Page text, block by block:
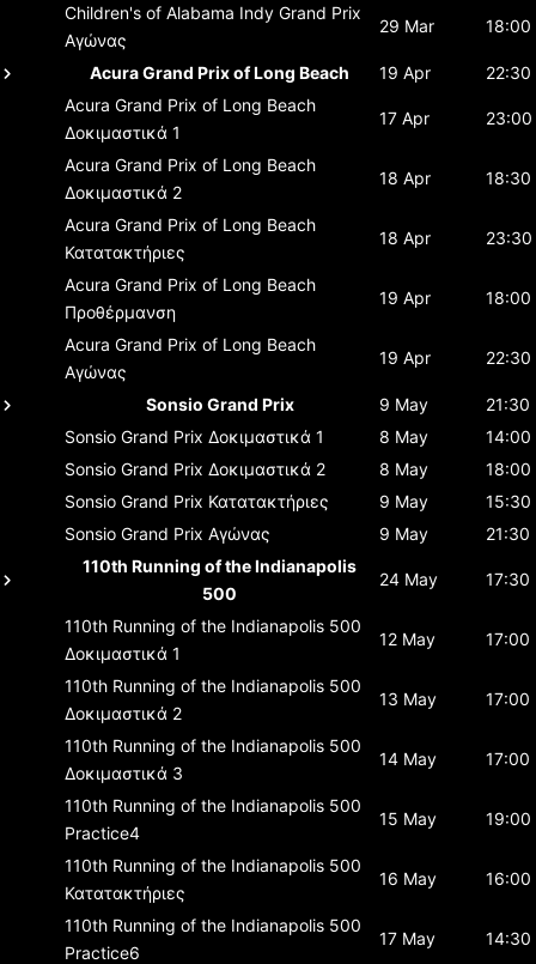
Children's of Alabama Indy Grand Prix
Αγώνας
29 Mar 18:00
Acura Grand Prix of Long Beach 19 Apr
22:30
Acura Grand Prix of Long Beach
Δοκιμαστικά 1
17 Apr 23:00
Acura Grand Prix of Long Beach
Δοκιμαστικά 2
18 Apr 18:30
Acura Grand Prix of Long Beach
Κατατακτήριες
18 Apr 23:30
Acura Grand Prix of Long Beach
Προθέρμανση
19 Apr 18:00
Acura Grand Prix of Long Beach
Αγώνας
19 Apr 22:30
Sonsio Grand Prix 9 May
21:30
Sonsio Grand Prix Δοκιμαστικά 1 8 May
14:00
Sonsio Grand Prix Δοκιμαστικά 2 8 May
18:00
Sonsio Grand Prix Κατατακτήριες 9 May
15:30
Sonsio Grand Prix Αγώνας 9 May
21:30
110th Running of the Indianapolis
500
24 May 17:30
110th Running of the Indianapolis 500
Δοκιμαστικά 1
12 May 17:00
110th Running of the Indianapolis 500
Δοκιμαστικά 2
13 May 17:00
110th Running of the Indianapolis 500
Δοκιμαστικά 3
14 May 17:00
110th Running of the Indianapolis 500
Practice4
15 May 19:00
110th Running of the Indianapolis 500
Κατατακτήριες
16 May 16:00
110th Running of the Indianapolis 500
Practice6
17 May 14:30